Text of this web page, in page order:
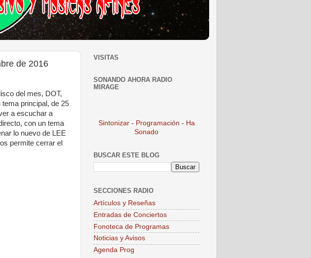
de 2016
del mes, DOT,
principal, de 25
a escuchar a
con un tema
lo nuevo de LEE
permite cerrar el
VISITAS
SONANDO AHORA RADIO
MIRAGE
Sintonizar - Programación - Ha
Sonado
BUSCAR ESTE BLOG
SECCIONES RADIO
Artículos y Reseñas
Entradas de Conciertos
Fonoteca de Programas
Noticias y Avisos
Agenda Prog